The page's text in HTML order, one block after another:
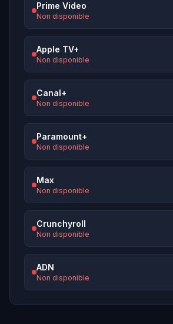
Prime Video
Non disponible
Apple TV+
Non disponible
Canal+
Non disponible
Paramount+
Non disponible
Max
Non disponible
Crunchyroll
Non disponible
ADN
Non disponible